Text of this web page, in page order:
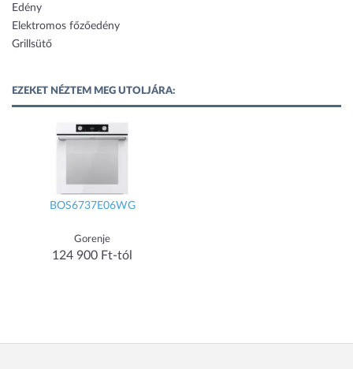
Edény
Elektromos főzőedény
Grillsütő
EZEKET NÉZTEM MEG UTOLJÁRA:
BOS6737E06WG
Gorenje
124 900 Ft-tól